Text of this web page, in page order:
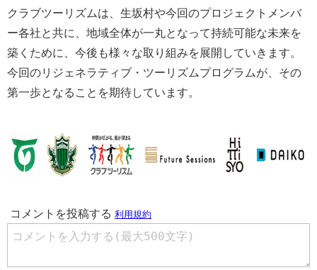
クラブツーリズムは、生坂村や今回のプロジェクトメンバ
ー各社と共に、地域全体が一丸となって持続可能な未来を
築くために、今後も様々な取り組みを展開していきます。
今回のリジェネラティブ・ツーリズムプログラムが、その
第一歩となることを期待しています。